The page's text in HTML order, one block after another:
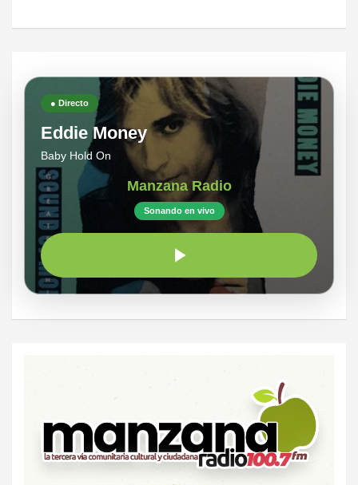
● Directo
Eddie Money
Baby Hold On
Manzana Radio
Sonando en vivo